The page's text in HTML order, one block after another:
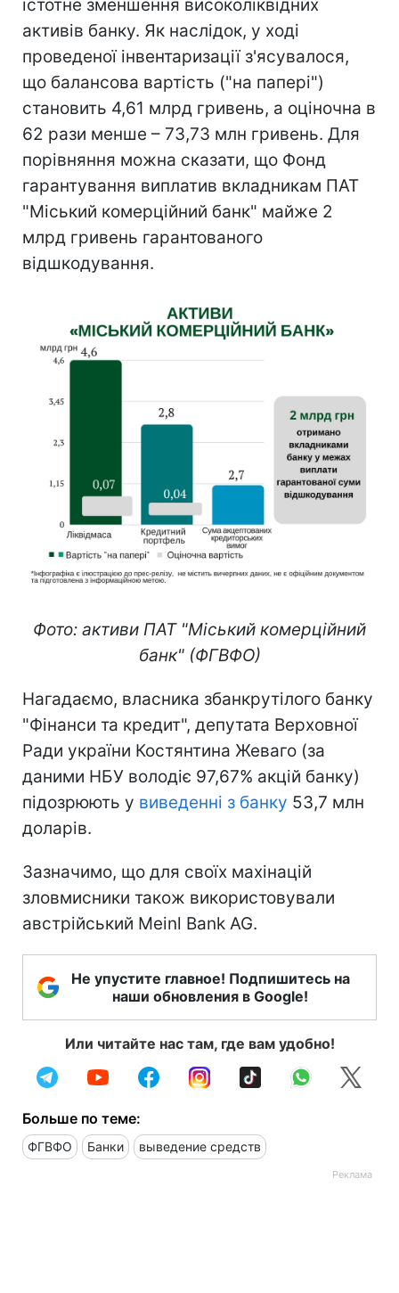
істотне зменшення високоліквідних
активів банку. Як наслідок, у ході
проведеної інвентаризації з'ясувалося,
що балансова вартість ("на папері")
становить 4,61 млрд гривень, а оціночна в
62 рази менше – 73,73 млн гривень. Для
порівняння можна сказати, що Фонд
гарантування виплатив вкладникам ПАТ
"Міський комерційний банк" майже 2
млрд гривень гарантованого
відшкодування.
Фото: активи ПАТ "Міський комерційний
банк" (ФГВФО)
Нагадаємо, власника збанкрутілого банку
"Фінанси та кредит", депутата Верховної
Ради україни Костянтина Жеваго (за
даними НБУ володіє 97,67% акцій банку)
підозрюють у виведенні з банку 53,7 млн
доларів.
Зазначимо, що для своїх махінацій
зловмисники також використовували
австрійський Meinl Bank AG.
Не упустите главное! Подпишитесь на
наши обновления в Google!
Или читайте нас там, где вам удобно!
Больше по теме:
ФГВФО Банки выведение средств